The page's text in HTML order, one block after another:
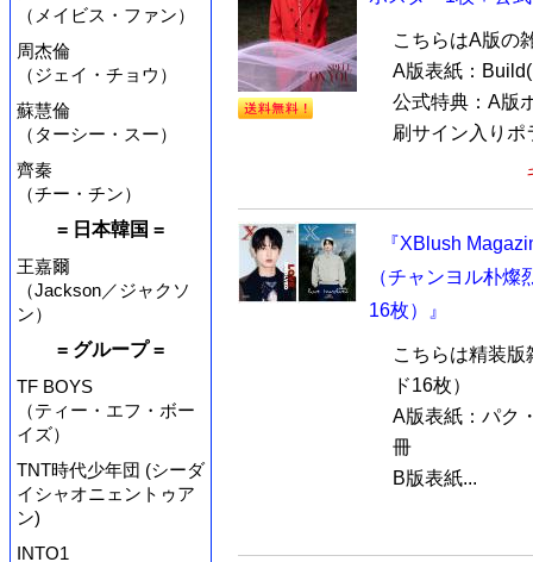
（メイビス・ファン）
周杰倫
（ジェイ・チョウ）
蘇慧倫
（ターシー・スー）
齊秦
（チー・チン）
= 日本韓国 =
王嘉爾
（Jackson／ジャクソ
ン）
= グループ =
TF BOYS
（ティー・エフ・ボー
イズ）
TNT時代少年団 (シーダ
イシャオニェントゥア
ン)
INTO1
こちらはA版の
A版表紙：
公式特典：A版
刷サイン入りポ
『XBlush
（チャンヨル朴
16枚）』
こちらは精装
ド16枚）
A版表紙：パク
冊
B版表紙...